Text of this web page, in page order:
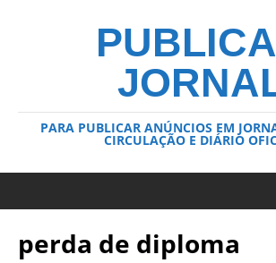
PARA PUBLICAR ANÚNCIOS EM
CIRCULAÇÃO E DIÁRIO
perda de diploma